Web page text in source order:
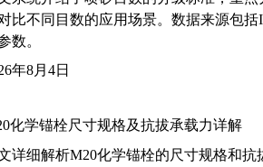
比不同目数的应用场景。数据来源包
数。
年8月4日
化学锚栓尺寸规格及抗拔承载力详解
详细解析M20化学锚栓的尺寸规格和